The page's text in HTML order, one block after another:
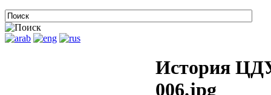
История
006.jpg